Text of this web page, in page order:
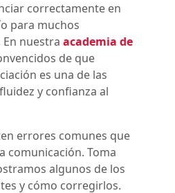
correctamente en
para muchos
nuestra academia de
de que
es una de las
y confianza al
errores comunes que
comunicación. Toma
algunos de los
y cómo corregirlos.